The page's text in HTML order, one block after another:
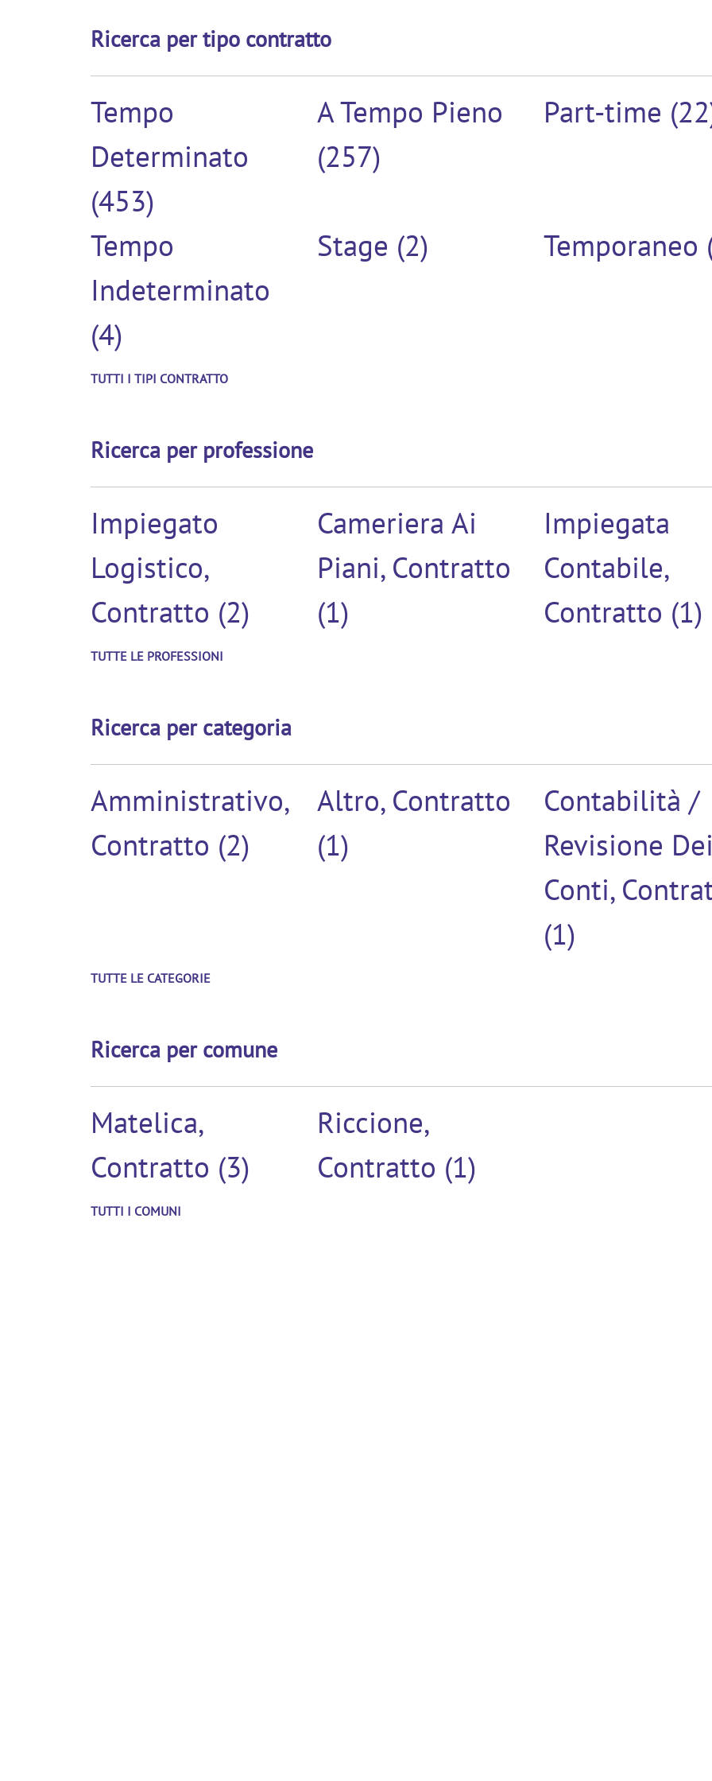
Ricerca per tipo contratto
Tempo
Determinato
(453)
A Tempo Pieno
(257)
Part-time
Tempo
Indeterminato
(4)
Stage (2) Temporaneo
TUTTI I TIPI CONTRATTO
Ricerca per professione
Impiegato
Logistico,
Contratto (2)
Cameriera Ai
Piani, Contratto
(1)
Impiegata
Contabile,
Contratto (1)
TUTTE LE PROFESSIONI
Ricerca per categoria
Amministrativo,
Contratto (2)
Altro, Contratto
(1)
Contabilità /
Revisione Dei
Conti,
(1)
TUTTE LE CATEGORIE
Ricerca per comune
Matelica,
Contratto (3)
Riccione,
Contratto (1)
TUTTI I COMUNI